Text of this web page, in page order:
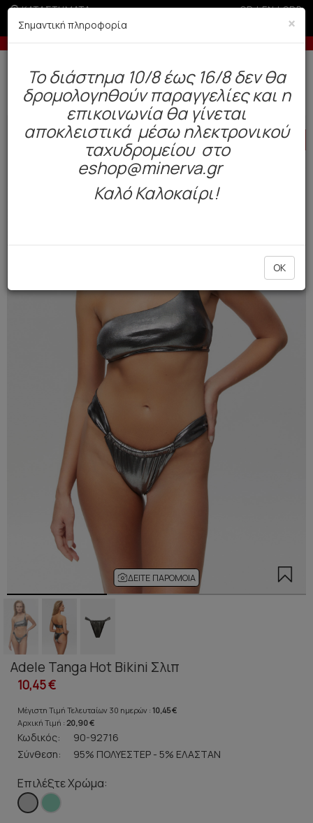
ΚΑΤΑΣΤΗΜΑΤΑ GR|EN|SRB
με πιστωτική άνω των 50€ -10% σε
Δωρεάν αποστολή άνω των 49€. Παράδοση σε 3-5 εργάσιμες.
Μαγιό Γυναικεία Μπικίνι
HOT
ΔΕΊΤΕ ΠΑΡΌΜΟΙΑ
Adele Tanga Hot Bikini Σλιπ
10,45 €
Μέγιστη Τιμή Τελευταίων 30 ημερών : 10,45 €
Αρχική Τιμή : 20,90 €
Κωδικός:
90-92716
Σύνθεση:
95% ΠΟΛΥΕΣΤΕΡ - 5% ΕΛΑΣΤΑΝ
Επιλέξτε Χρώμα:
×
Σημαντική πληροφορία
To διάστημα 10/8 έως 16/8 δεν θα
δρομολογηθούν παραγγελίες και η
επικοινωνία θα γίνεται
αποκλειστικά μέσω ηλεκτρονικού
ταχυδρομείου στο
eshop@minerva.gr
Καλό Καλοκαίρι!
OK